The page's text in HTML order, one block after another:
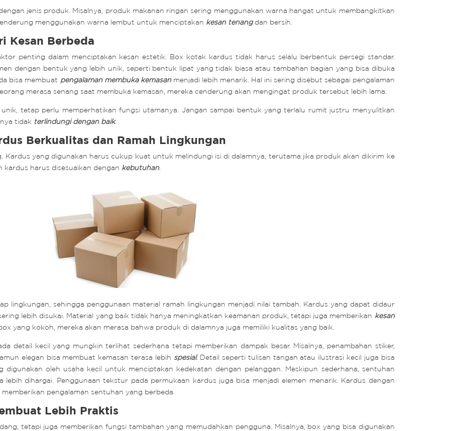
jenis produk. Misalnya, produk makanan ringan sering menggunakan warna hangat untuk membangkitkan
menggunakan warna lembut untuk menciptakan kesan tenangdan bersih.
Kesan Berbeda
penting dalam menciptakan kesan estetik. Box kotak kardus tidak harus selalu berbentuk persegi standar.
dengan bentuk yang lebih unik, seperti bentuk lipat yang tidak biasa atau tambahan bagian yang bisa dibuka
bisa membuat pengalaman membuka kemasanmenjadi lebih menarik. Hal ini sering disebut sebagai pengalaman
merasa senang saat membuka kemasan, mereka cenderung akan mengingat produk tersebut lebih lama.
tetap perlu memperhatikan fungsi utamanya. Jangan sampai bentuk yang terlalu rumit justru menyulitkan
tidak terlindungi dengan baik.
Berkualitas dan Ramah Lingkungan
Kardus yang digunakan harus cukup kuat untuk melindungi isi di dalamnya, terutama jika produk akan dikirim ke
kardus harus disesuaikan dengan kebutuhan.
lingkungan, sehingga penggunaan material ramah lingkungan menjadi nilai tambah. Kardus yang dapat didaur
lebih disukai. Material yang baik tidak hanya meningkatkan keamanan produk, tetapi juga memberikan kesan
yang kokoh, mereka akan merasa bahwa produk di dalamnya juga memiliki kualitas yang baik.
detail kecil yang mungkin terlihat sederhana tetapi memberikan dampak besar. Misalnya, penambahan stiker,
elegan bisa membuat kemasan terasa lebih spesial. Detail seperti tulisan tangan atau ilustrasi kecil juga bisa
digunakan oleh usaha kecil untuk menciptakan kedekatan dengan pelanggan. Meskipun sederhana, sentuhan
lebih dihargai. Penggunaan tekstur pada permukaan kardus juga bisa menjadi elemen menarik. Kardus dengan
pengalaman sentuhan yang berbeda.
Lebih Praktis
tetapi juga memberikan fungsi tambahan yang memudahkan pengguna. Misalnya, box yang bisa digunakan